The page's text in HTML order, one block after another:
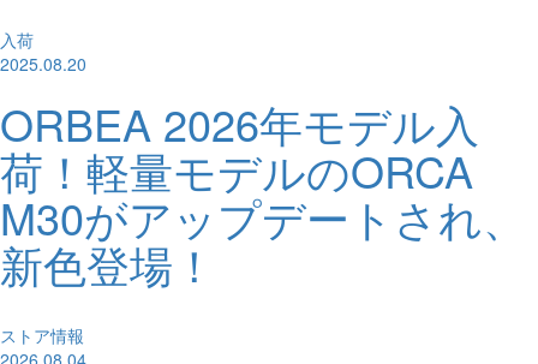
入荷
2025.08.20
ORBEA 2026年モデル入
荷！軽量モデルのORCA
M30がアップデートされ、
新色登場！
ストア情報
2026.08.04